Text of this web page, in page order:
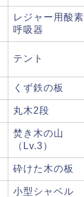
レジャー用酸素
呼吸器
テント
くず鉄の板
丸木2段
焚き木の山
（Lv.3）
砕けた木の板
小型シャベル